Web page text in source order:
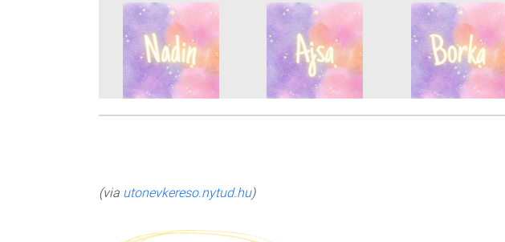
(via utonevkereso.nytud.hu)